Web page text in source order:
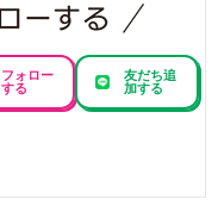
フォロー
する
友だち追
加する